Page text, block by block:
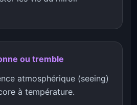
ou tremble
atmosphérique (seeing)
à température.